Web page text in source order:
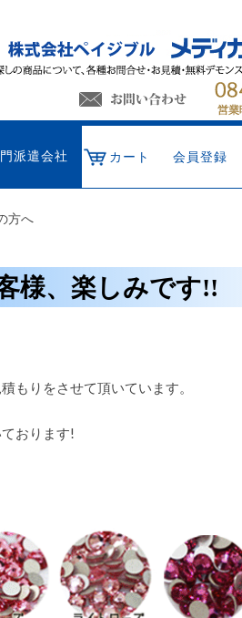
派遣会社 カート 会員登録
方へ
様、楽しみです!!
もりをさせて頂いています。
おります!